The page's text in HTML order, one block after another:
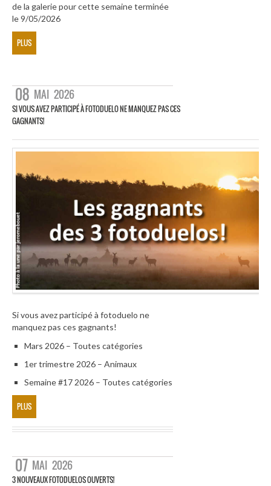
de la galerie pour cette semaine terminée
le 9/05/2026
PLUS
08 MAI 2026
SI VOUS AVEZ PARTICIPÉ À FOTODUELO NE MANQUEZ PAS CES
GAGNANTS!
Si vous avez participé à fotoduelo ne
manquez pas ces gagnants!
Mars 2026 – Toutes catégories
1er trimestre 2026 – Animaux
Semaine #17 2026 – Toutes catégories
PLUS
07 MAI 2026
3 NOUVEAUX FOTODUELOS OUVERTS!